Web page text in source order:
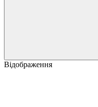
Відображення